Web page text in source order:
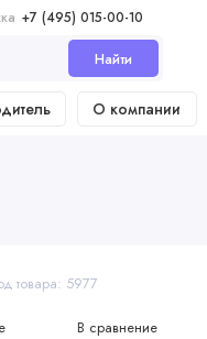
+7 (495) 015-00-10
Найти
О компании
товара: 5977
В сравнение